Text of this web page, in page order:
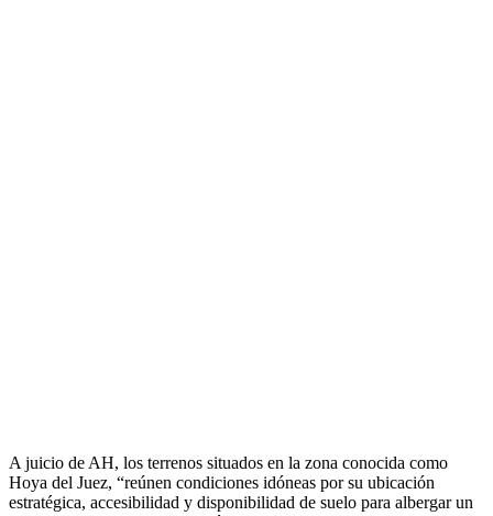
A juicio de AH, los terrenos situados en la zona conocida como
Hoya del Juez, “reúnen condiciones idóneas por su ubicación
estratégica, accesibilidad y disponibilidad de suelo para albergar un